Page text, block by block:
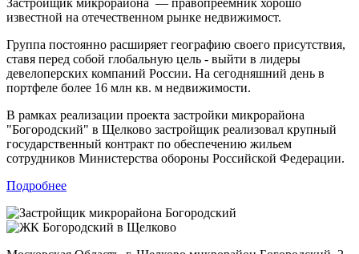
известной на отечественном рынке недвижимост.
Группа постоянно расширяет географию своего присутствия,
ставя перед собой глобальную цель - выйти в лидеры
девелоперских компаний России. На сегодняшний день в
портфеле более 16 млн кв. м недвижимости.
В рамках реализации проекта застройки микрорайона
"Богородский" в Щелково застройщик реализовал крупный
государственный контракт по обеспечению жильем
сотрудников Министерства обороны Российской Федерации.
Подробнее